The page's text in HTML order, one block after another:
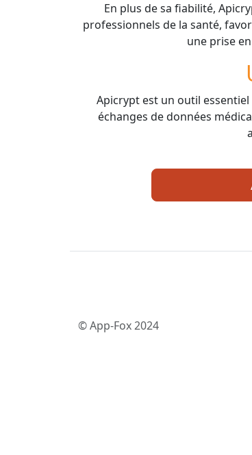
En plus de sa fiabilité,
professionnels de la santé,
une prise
Apicrypt est un outil
échanges de données
© App-Fox 2024